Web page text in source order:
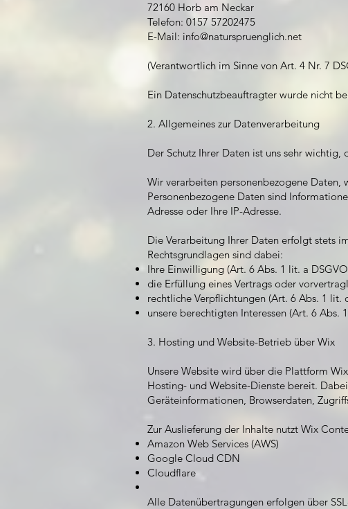
72160 Horb am Neckar
Telefon: 0157 57202475
E-Mail: info@naturspruenglich.net
(Verantwortlich im Sinne von Art. 4 Nr. 7
Ein Datenschutzbeauftragter wurde nicht
2. Allgemeines zur Datenverarbeitung
Der Schutz Ihrer Daten ist uns sehr
Wir verarbeiten personenbezogene Daten,
Personenbezogene Daten sind
Adresse oder Ihre IP-Adresse.
Die Verarbeitung Ihrer Daten erfolgt stets
Rechtsgrundlagen sind dabei:
Ihre Einwilligung (Art. 6 Abs. 1 lit. a
die Erfüllung eines Vertrags oder
rechtliche Verpflichtungen (Art. 6 Abs. 1 lit.
unsere berechtigten Interessen (Art. 6
3. Hosting und Website-Betrieb über Wix
Unsere Website wird über die Plattform
Hosting- und Website-Dienste bereit.
Geräteinformationen, Browserdaten,
Zur Auslieferung der Inhalte nutzt Wix
Amazon Web Services (AWS)
Google Cloud CDN
Cloudflare
Alle Datenübertragungen erfolgen über